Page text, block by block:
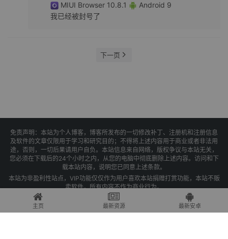
MIUI Browser 10.8.1
Android 9
我已经被封号了
下一页
免责声明：本站为个人博客，博客所发布的一切修改补丁、注册机和注册信息
及软件的文章仅限用于学习和研究目的；不得将上述内容用于商业或者非法用
途，否则，一切后果请用户自负。本站信息来自网络，版权争议与本站无关，
您必须在下载后的24个小时之内，从您的电脑中彻底删除上述内容。访问和下
载本站内容，说明您已同意上述条款。
本站为非盈利性站点，VIP功能仅仅作为用户喜欢本站捐赠打赏功能，本站不贩
卖软件，所有内容不作为商业行为。
Copyright © 2025 果核剥壳 - 琼ICP备2021004479号-1
主页 最新资源 最新安卓